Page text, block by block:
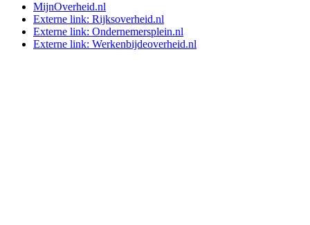
MijnOverheid.nl
Externe link: Rijksoverheid.nl
Externe link: Ondernemersplein.nl
Externe link: Werkenbijdeoverheid.nl